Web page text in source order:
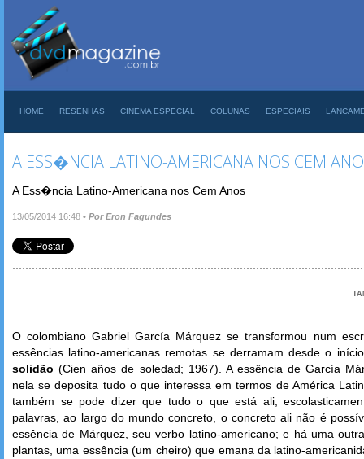
HOME RESENHAS CINEMA ESPECIAL COLUNAS ESPECIAIS
A ESS�NCIA LATINO-AMERICANA NOS CEM
A Ess�ncia Latino-Americana nos Cem Anos
13/05/2014 16:48 • Por Eron Fagundes
O colombiano Gabriel García Márquez se transformou num
essências latino-americanas remotas se derramam desde o
solidão(Cien años de soledad; 1967). A essência de García
nela se deposita tudo o que interessa em termos de América
também se pode dizer que tudo o que está ali,
palavras, ao largo do mundo concreto, o concreto ali não é
essência de Márquez, seu verbo latino-americano; e há uma
plantas, uma essência (um cheiro) que emana da latino-